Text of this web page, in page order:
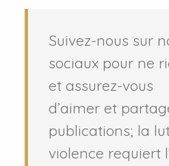
Suivez-nous sur
sociaux pour ne
et assurez-vous
d’aimer et
publications; la
violence requiert